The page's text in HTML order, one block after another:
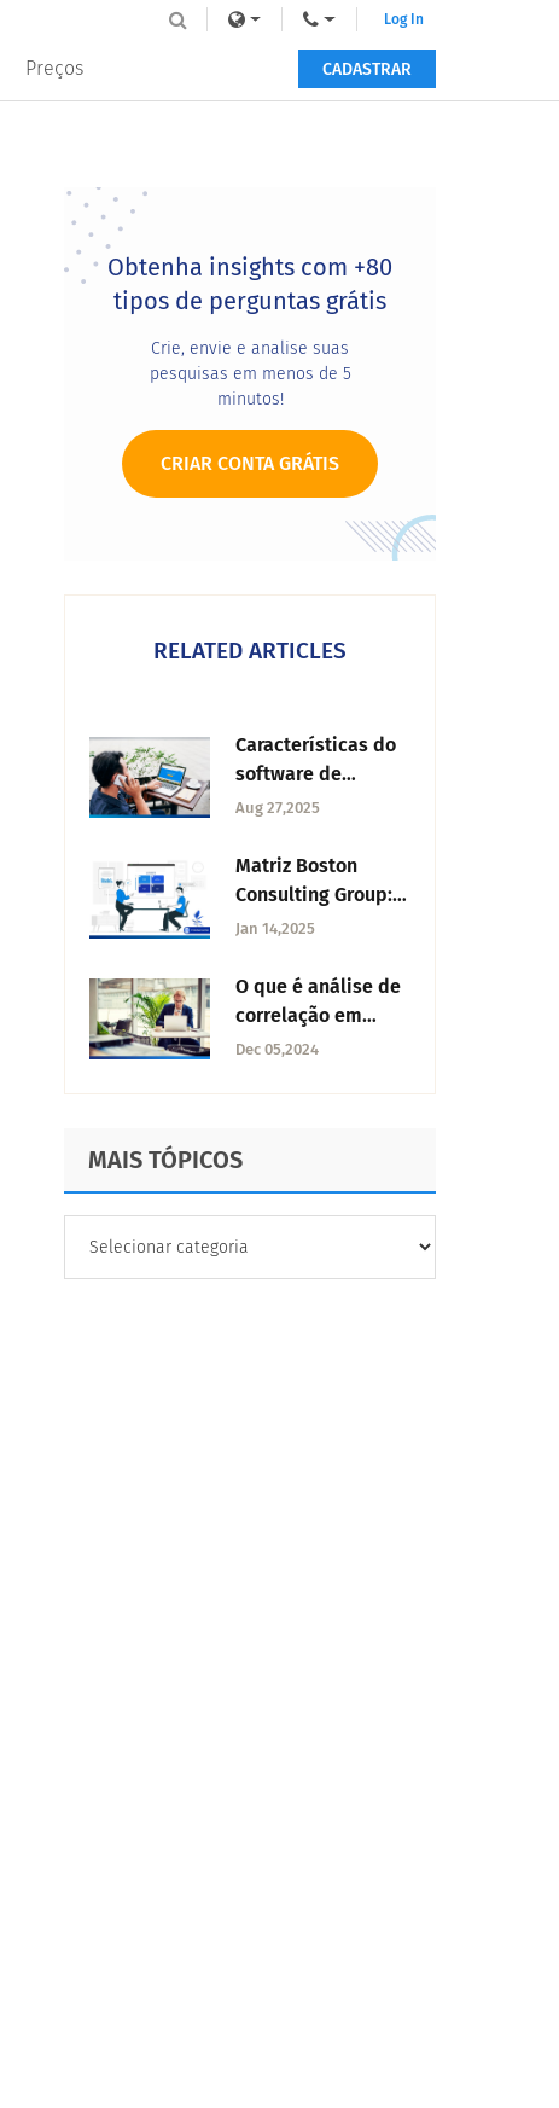
Preços
Log In
CADASTRAR
Primary
Sidebar
Obtenha insights com +80
tipos de perguntas grátis
Crie, envie e analise suas
pesquisas em menos de 5
minutos!
CRIAR CONTA GRÁTIS
RELATED ARTICLES
Características do
software de
pesquisa
Aug 27,2025
Matriz Boston
Consulting Group:
como aplicar no e-
Jan 14,2025
O que é análise de
correlação em
pesquisas?
Dec 05,2024
MAIS TÓPICOS
TÓPICOS